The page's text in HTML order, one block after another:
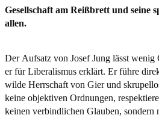
Gesellschaft am Reißbrett und seine
allen.
Der Aufsatz von Josef Jung lässt wenig
er für Liberalismus erklärt. Er führe
wilde Herrschaft von Gier und
keine objektiven Ordnungen,
keinen verbindlichen Glauben, sondern